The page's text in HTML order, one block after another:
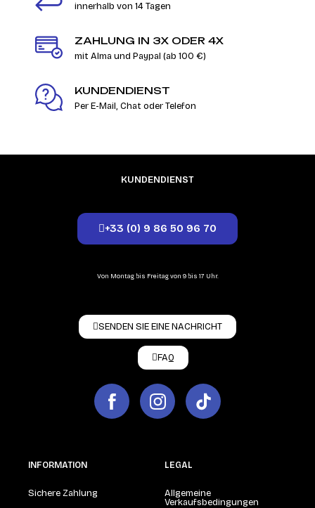
innerhalb von 14 Tagen
ZAHLUNG IN 3X ODER 4X
mit Alma und Paypal (ab 100 €)
KUNDENDIENST
Per E-Mail, Chat oder Telefon
KUNDENDIENST
+33 (0) 9 86 50 96 70
Von Montag bis Freitag von 9 bis 17 Uhr.
SENDEN SIE EINE NACHRICHT
FAQ
INFORMATION
Sichere Zahlung
LEGAL
Allgemeine
Verkaufsbedingungen